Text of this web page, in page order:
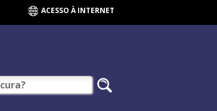
ACESSO À INTERNET